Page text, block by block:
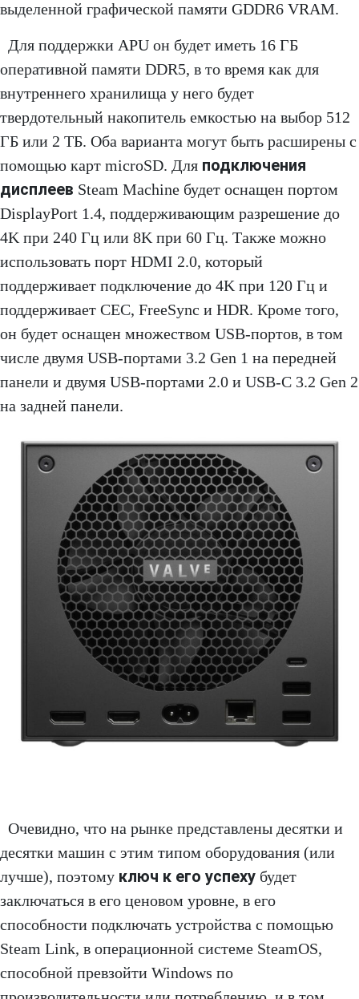
выделенной графической памяти GDDR6 VRAM.
Для поддержки APU он будет иметь 16 ГБ
оперативной памяти DDR5, в то время как для
внутреннего хранилища у него будет
твердотельный накопитель емкостью на выбор 512
ГБ или 2 ТБ. Оба варианта могут быть расширены с
помощью карт microSD. Для подключения
дисплеев Steam Machine будет оснащен портом
DisplayPort 1.4, поддерживающим разрешение до
4K при 240 Гц или 8K при 60 Гц. Также можно
использовать порт HDMI 2.0, который
поддерживает подключение до 4K при 120 Гц и
поддерживает CEC, FreeSync и HDR. Кроме того,
он будет оснащен множеством USB-портов, в том
числе двумя USB-портами 3.2 Gen 1 на передней
панели и двумя USB-портами 2.0 и USB-C 3.2 Gen 2
на задней панели.
Очевидно, что на рынке представлены десятки и
десятки машин с этим типом оборудования (или
лучше), поэтому ключ к его успеху будет
заключаться в его ценовом уровне, в его
способности подключать устройства с помощью
Steam Link, в операционной системе SteamOS,
способной превзойти Windows по